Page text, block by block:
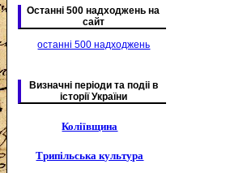
Останні 500 надходжень на
сайт
останні 500 надходжень
Визначні періоди та подіі в
історії України
Коліївщина
Трипільська культура